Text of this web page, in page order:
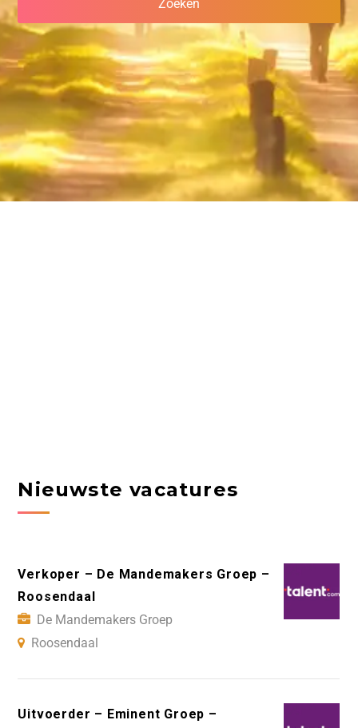
Nieuwste vacatures
Verkoper – De Mandemakers Groep –
Roosendaal
De Mandemakers Groep
Roosendaal
Uitvoerder – Eminent Groep –